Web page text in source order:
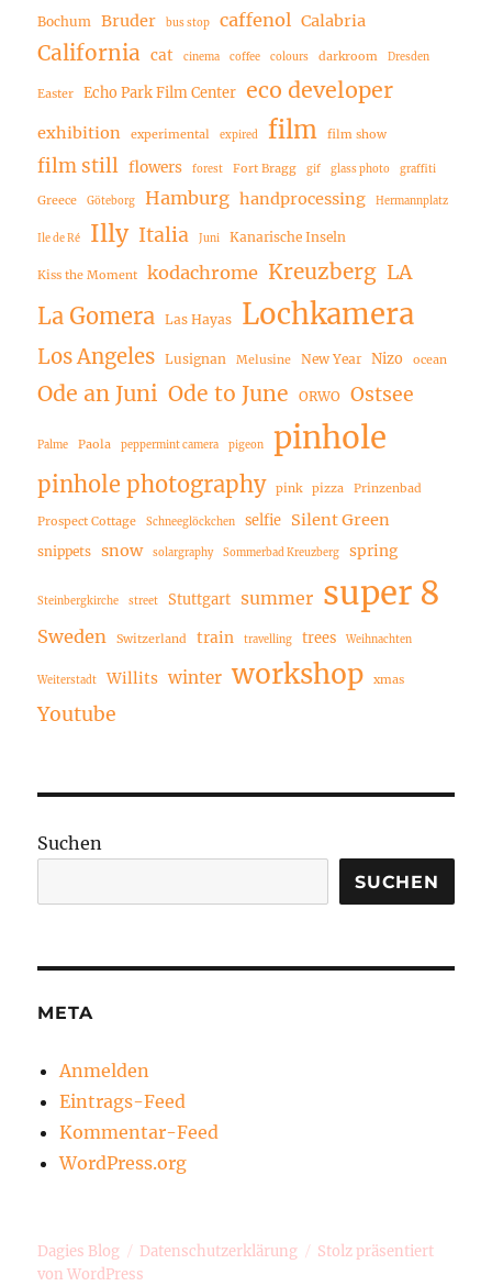
Bochum Bruder bus stop caffenol Calabria
California cat cinema coffee colours darkroom Dresden
Easter Echo Park Film Center eco developer
exhibition experimental expired film film show
film still flowers forest Fort Bragg gif glass photo graffiti
Greece Göteborg Hamburg handprocessing Hermannplatz
Ile de Ré Illy Italia Juni Kanarische Inseln
Kiss the Moment kodachrome Kreuzberg LA
La Gomera Las Hayas Lochkamera
Los Angeles Lusignan Melusine New Year Nizo ocean
Ode an Juni Ode to June ORWO Ostsee
Palme Paola peppermint camera pigeon pinhole
pinhole photography pink pizza Prinzenbad
Prospect Cottage Schneeglöckchen selfie Silent Green
snippets snow solargraphy Sommerbad Kreuzberg spring
Steinbergkirche street Stuttgart summer super 8
Sweden Switzerland train travelling trees Weihnachten
Weiterstadt Willits winter workshop xmas
Youtube
Suchen
SUCHEN
META
Anmelden
Eintrags-Feed
Kommentar-Feed
WordPress.org
Dagies Blog Datenschutzerklärung
Stolz präsentiert
von WordPress